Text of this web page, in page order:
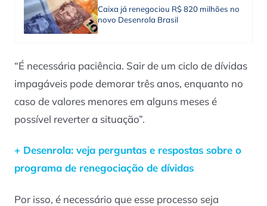
Caixa já renegociou R$ 820 milhões no
novo Desenrola Brasil
“É necessária paciência. Sair de um ciclo de dívidas
impagáveis pode demorar três anos, enquanto no
caso de valores menores em alguns meses é
possível reverter a situação”.
+ Desenrola: veja perguntas e respostas sobre o
programa de renegociação de dívidas
Por isso, é necessário que esse processo seja